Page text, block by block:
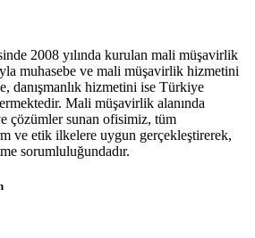
2008 yılında kurulan mali müşavirlik
muhasebe ve mali müşavirlik hizmetini
danışmanlık hizmetini ise Türkiye
Mali müşavirlik alanında
çözümler sunan ofisimiz, tüm
ve etik ilkelere uygun gerçekleştirerek,
sorumluluğundadır.